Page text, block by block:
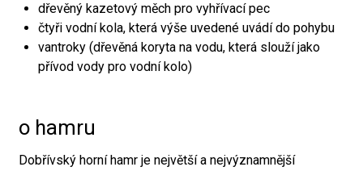
dřevěný kazetový měch pro vyhřívací pec
čtyři vodní kola, která výše uvedené uvádí do pohybu
vantroky (dřevěná koryta na vodu, která slouží jako
přívod vody pro vodní kolo)
o hamru
Dobřívský horní hamr je největší a nejvýznamnější